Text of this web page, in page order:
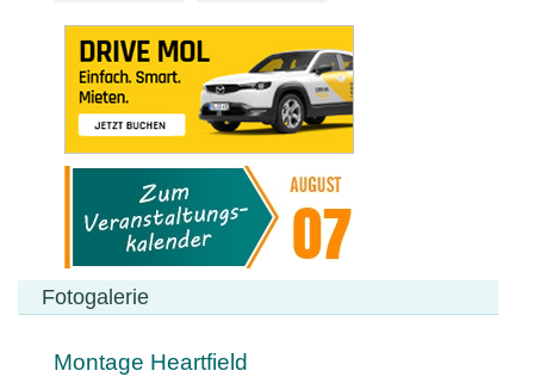
Fotogalerie
Montage Heartfield